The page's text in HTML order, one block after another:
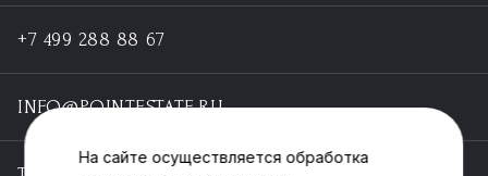
+7 499 288 88 67
INFO@POINTESTATE.RU
На сайте осуществляется обработка